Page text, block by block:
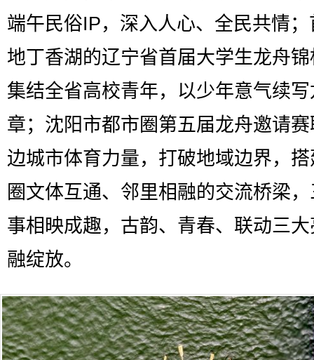
端午民俗IP，深入人心、全民共情
地丁香湖的辽宁省首届大学生龙舟
集结全省高校青年，以少年意气续
章；沈阳市都市圈第五届龙舟邀请
边城市体育力量，打破地域边界，
圈文体互通、邻里相融的交流桥梁
事相映成趣，古韵、青春、联动三
融绽放。